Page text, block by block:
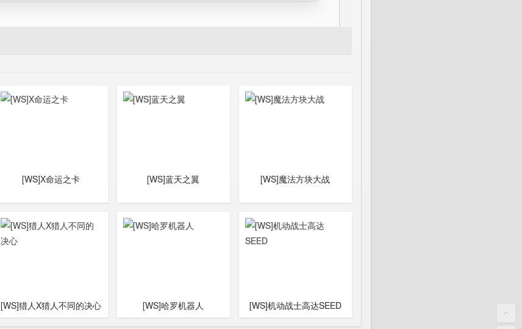
[WS]X命运之卡 [WS]蓝天之翼 [WS]魔法方块大战
[WS]猎人X猎人不同的决心 [WS]哈罗机器人 [WS]机动战士高达SEED